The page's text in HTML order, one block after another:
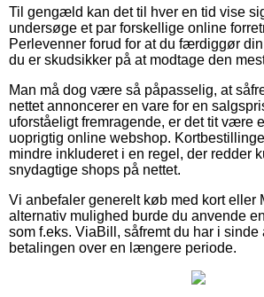
Til gengæld kan det til hver en tid vise
undersøge et par forskellige online
Perlevenner forud for at du færdiggør
du er skudsikker på at modtage den
Man må dog være så påpasselig, at
nettet annoncerer en vare for en
uforståeligt fremragende, er det tit være
uoprigtig online webshop.
mindre inkluderet i en regel, der redder
snydagtige shops på nettet.
Vi anbefaler generelt køb med kort eller
alternativ mulighed burde du anvende
som f.eks. ViaBill, såfremt du har i sinde
betalingen over en længere periode.